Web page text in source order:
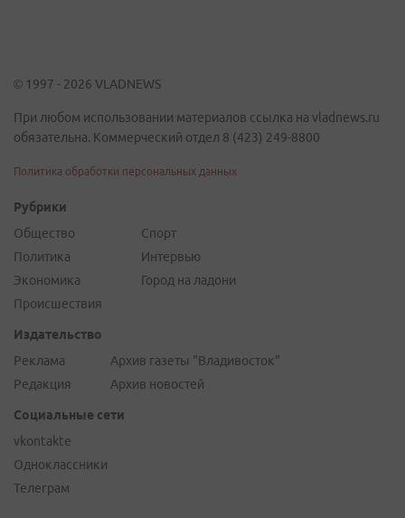
© 1997 - 2026 VLADNEWS
При любом использовании материалов ссылка на vladnews.ru
обязательна. Коммерческий отдел 8 (423) 249-8800
Политика обработки персональных данных
Рубрики
Общество
Политика
Экономика
Происшествия
Спорт
Интервью
Город на ладони
Издательство
Реклама
Редакция
Архив газеты "Владивосток"
Архив новостей
Социальные сети
vkontakte
Одноклассники
Телеграм